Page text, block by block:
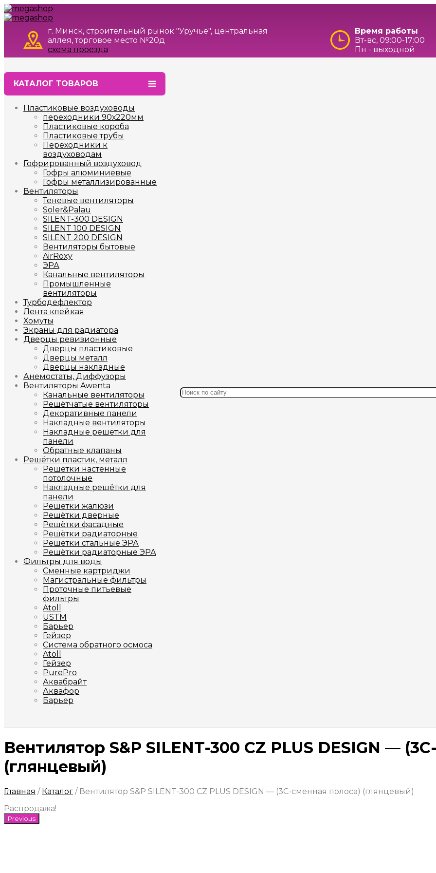
г. Минск, строительный рынок "Уручье", центральная
аллея, торговое место №20д
схема проезда
Время работы
Вт-вс, 09:00-17:00
Пн - выходной
КАТАЛОГ ТОВАРОВ
Пластиковые воздуховоды
переходники 90х220мм
Пластиковые короба
Пластиковые трубы
Переходники к
воздуховодам
Гофрированный воздуховод
Гофры алюминиевые
Гофры металлизированные
Вентиляторы
Теневые вентиляторы
Soler&Palau
SILENT-300 DESIGN
SILENT 100 DESIGN
SILENT 200 DESIGN
Вентиляторы бытовые
AirRoxy
ЭРА
Канальные вентиляторы
Промышленные
вентиляторы
Турбодефлектор
Лента клейкая
Хомуты
Экраны для радиатора
Дверцы ревизионные
Дверцы пластиковые
Дверцы металл
Дверцы накладные
Анемостаты, Диффузоры
Вентиляторы Awenta
Канальные вентиляторы
Решётчатые вентиляторы
Декоративные панели
Накладные вентиляторы
Накладные решётки для
панели
Обратные клапаны
Решётки пластик, металл
Решётки настенные
потолочные
Накладные решётки для
панели
Решётки жалюзи
Решётки дверные
Решётки фасадные
Решётки радиаторные
Решётки стальные ЭРА
Решётки радиаторные ЭРА
Фильтры для воды
Сменные картриджи
Магистральные фильтры
Проточные питьевые
фильтры
Atoll
USTM
Барьер
Гейзер
Система обратного осмоса
Atoll
Гейзер
PurePro
Аквабрайт
Аквафор
Барьер
Вентилятор S&P SILENT-300 CZ PLUS DESIGN —
(глянцевый)
Главная / Каталог / Вентилятор S&P SILENT-300 CZ PLUS DESIGN — (3C-сменная полоса) (глянцевый)
Распродажа!
Previous